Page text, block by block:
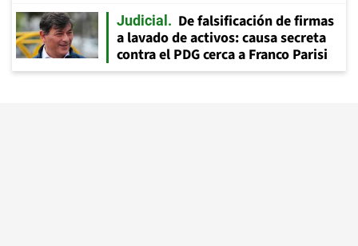
Judicial
De falsificación de firmas
a lavado de activos: causa secreta
contra el PDG cerca a Franco Parisi